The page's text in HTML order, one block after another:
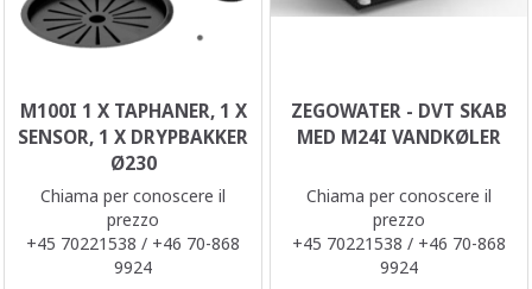
M100I 1 X TAPHANER, 1 X
SENSOR, 1 X DRYPBAKKER
Ø230
Chiama per conoscere il
prezzo
+45 70221538 / +46 70-868
9924
ZEGOWATER - DVT SKAB
MED M24I VANDKØLER
Chiama per conoscere il
prezzo
+45 70221538 / +46 70-868
9924